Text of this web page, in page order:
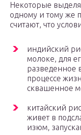
Некоторые
одному и тому же
считают, что
индийский
молоке, для
разведенное
процессе
сквашенное
китайский
живет в
изюм,